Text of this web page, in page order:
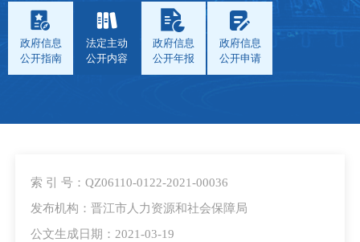
政府信息
公开指南
法定主动
公开内容
政府信息
公开年报
政府信息
公开申请
索 引 号：QZ06110-0122-2021-00036
发布机构：晋江市人力资源和社会保障局
公文生成日期：2021-03-19